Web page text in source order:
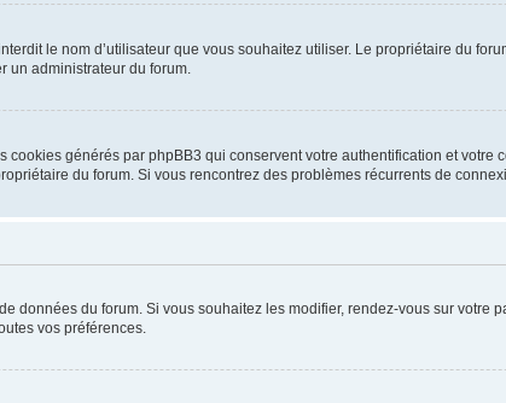
le nom d’utilisateur que vous souhaitez utiliser. Le propriétaire du
un administrateur du forum.
cookies générés par phpBB3 qui conservent votre authentification et
du forum. Si vous rencontrez des problèmes récurrents de
données du forum. Si vous souhaitez les modifier, rendez-vous sur votre
vos préférences.